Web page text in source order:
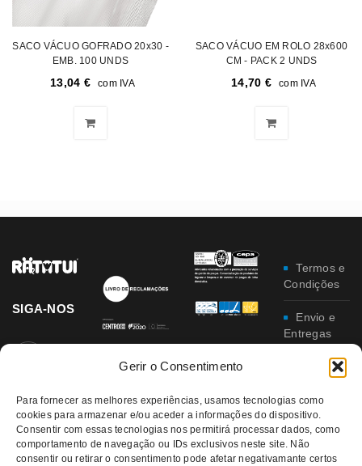
Gerir o Consentimento
Para fornecer as melhores experiências, usamos tecnologias como
cookies para armazenar e/ou aceder a informações do dispositivo.
Consentir com essas tecnologias nos permitirá processar dados, como
comportamento de navegação ou IDs exclusivos neste site. Não
consentir ou retirar o consentimento pode afetar negativamante certos
SACO VÁCUO GOFRADO 20x30 -
EMB. 100 UNDS
13,04 € com IVA
SACO VÁCUO EM ROLO 28x600
CM - PACK 2 UNDS
14,70 € com IVA
SIGA-NOS
Termos e
Condições
Envio e
Entregas
Trocas e
Política
de
Privacidade